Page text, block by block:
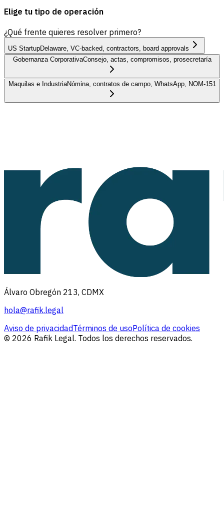
Elige tu tipo de operación
¿Qué frente quieres resolver primero?
US StartupDelaware, VC-backed, contractors, board approvals
Gobernanza CorporativaConsejo, actas, compromisos, prosecretaría
Maquilas e IndustriaNómina, contratos de campo, WhatsApp, NOM-151
Álvaro Obregón 213, CDMX
hola@rafik.legal
Aviso de privacidadTérminos de usoPolítica de cookies
© 2026 Rafik Legal. Todos los derechos reservados.